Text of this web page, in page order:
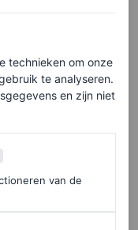
technieken om onze
te analyseren.
en zijn niet
van de